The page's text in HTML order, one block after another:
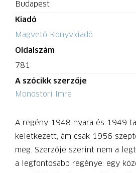
Budapest
Kiadó
Magvető Könyvkiadó
Oldalszám
781
A szócikk szerzője
Monostori Imre
A regény 1948 nyara és 1949
keletkezett, ám csak 1956
meg. Szerzője szerint nem a
a legfontosabb regénye: egy